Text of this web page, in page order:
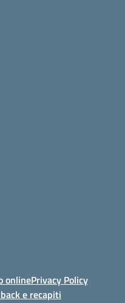
onlinePrivacy Policy
e recapiti